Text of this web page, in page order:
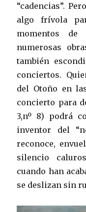
“cadencias”.
algo frívola
momentos
numerosas
también
conciertos.
del Otoño en
concierto para
3,nº 8) podrá
inventor del
reconoce,
silencio
cuando han
se deslizan sin